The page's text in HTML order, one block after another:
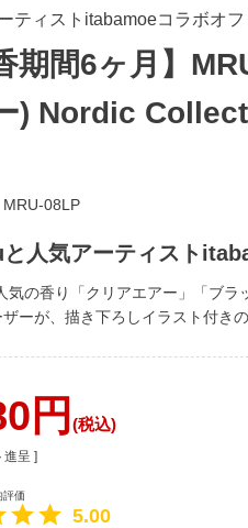
ティストitabamoeコラボオ
期間6ヶ月】
) Nordic
MRU-08LP
人気アーティスト
気の香り「クリアエアー」「ブ
ーが、描き下ろしイラスト付き
税込
進呈 ]
5.00